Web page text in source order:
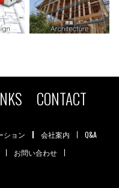
CONTACT
ション 会社案内
Q&A
お問い合わせ